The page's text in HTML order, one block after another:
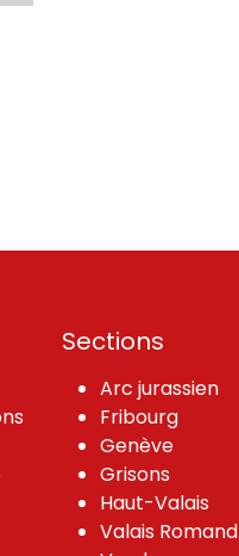
Sections
Arc jurassien
Fribourg
Genève
Grisons
Haut-Valais
Valais Romand